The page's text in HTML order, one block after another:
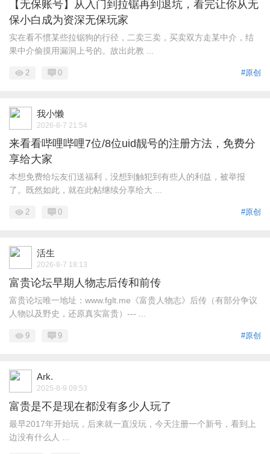
【无保账号】从入门到拉锯再到退坑，看完让你从无
保小白成为资深无保玩家
实在看不惯某些拉锯狗的行径，二卖三卖，买卖双方走某中介，结
果中介偷摸用漏洞上号的。故出此教 ...
#原创
2 0
我小懒
2026-8-7 21:54
来看看哔哩哔哩7位/8位uid靓号的注册方法，免费分
享给大家
本想免费给坛友们送福利，没想到触犯到有些人的利益，被举报
了。既然如此，就在此帖继续分享给大 ...
#原创
2 0
活生
2026-8-7 18:13
富贵论坛早期人物志后传和前传
富贵论坛唯一地址：www.fglt.me《富贵人物志》后传（有部分争议
人物以及野史，还原真实富贵）--- ...
#原创
9 9
Ark.
2025-8-9 09:53
富贵是不是现在都没有多少人玩了
最早2017年开始玩，后来就一直没玩，今天注册一个新号，看到上
边没有什么人 ...